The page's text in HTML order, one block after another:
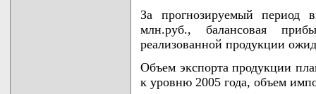
За прогнозируемый период
млн.руб., балансовая
реализованной продукции
Объем экспорта продукции
к уровню 2005 года, объем